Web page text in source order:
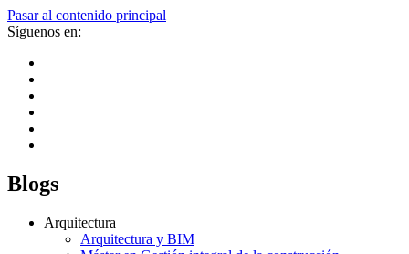
Pasar al contenido principal
Síguenos en:
Blogs
Arquitectura
Arquitectura y BIM